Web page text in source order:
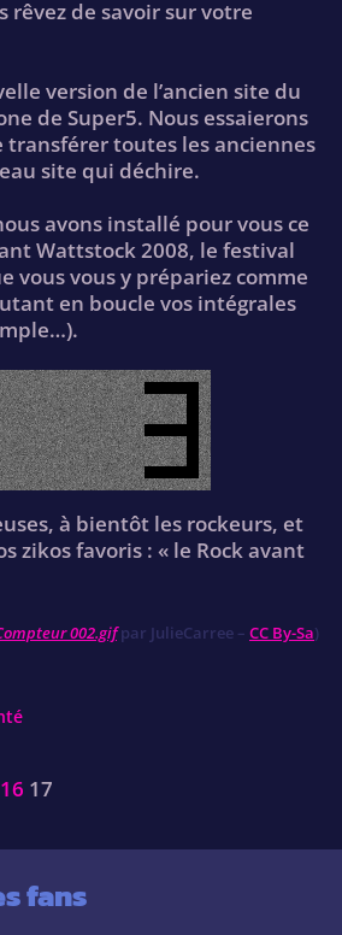
rêvez de savoir sur votre
version de l’ancien site du
de Super5. Nous essaierons
toutes les anciennes
site qui déchire.
avons installé pour vous ce
Wattstock 2008, le festival
vous vous y prépariez comme
en boucle vos intégrales
à bientôt les rockeurs, et
zikos favoris : « le Rock avant
002.gifpar JulieCarree – CC By-Sa)
16 17
fans